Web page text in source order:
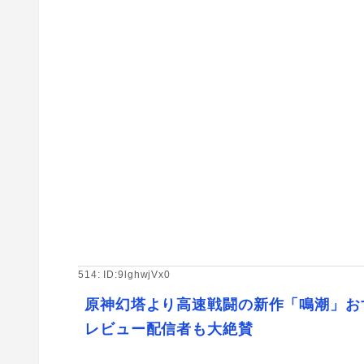
514: ID:9lghwjVx0
原神幻塔より高速戦闘の新作「鳴潮」
レビュー配信者も大絶賛